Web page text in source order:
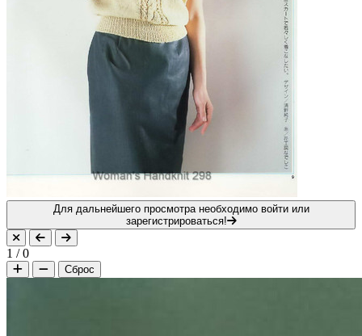
Для дальнейшего просмотра необходимо войти или
зарегистрироваться!
1 /0
Сброс